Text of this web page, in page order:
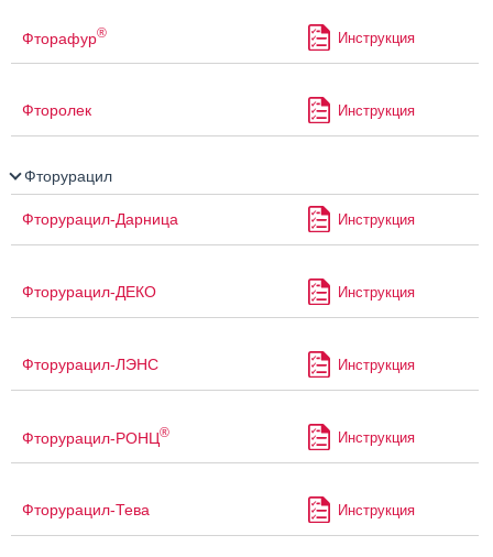
Фторафур® Инструкция
Фторолек Инструкция
Фторурацил
Фторурацил-Дарница Инструкция
Фторурацил-ДЕКО Инструкция
Фторурацил-ЛЭНС Инструкция
Фторурацил-РОНЦ® Инструкция
Фторурацил-Тева Инструкция